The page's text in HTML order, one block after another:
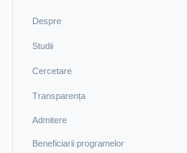
Despre
Studii
Cercetare
Transparența
Admitere
Beneficiarii programelor